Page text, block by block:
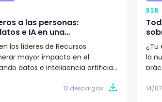
a las personas:
e IA en una
según Juan Eduardo
los líderes de Recursos
mayor impacto en el
datos e inteligencia artificial?
Eduardo Jaramillo, VP de Talento
12 descargas
B2B
¿Tu
la
14/